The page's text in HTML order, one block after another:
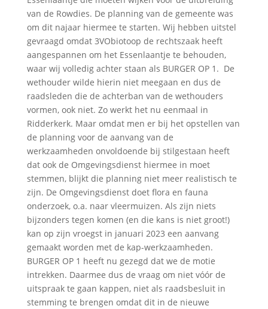
van de Rowdies. De planning van de gemeente was
om dit najaar hiermee te starten. Wij hebben uitstel
gevraagd omdat 3VObiotoop de rechtszaak heeft
aangespannen om het Essenlaantje te behouden,
waar wij volledig achter staan als BURGER OP 1. De
wethouder wilde hierin niet meegaan en dus de
raadsleden die de achterban van de wethouders
vormen, ook niet. Zo werkt het nu eenmaal in
Ridderkerk. Maar omdat men er bij het opstellen van
de planning voor de aanvang van de
werkzaamheden onvoldoende bij stilgestaan heeft
dat ook de Omgevingsdienst hiermee in moet
stemmen, blijkt die planning niet meer realistisch te
zijn. De Omgevingsdienst doet flora en fauna
onderzoek, o.a. naar vleermuizen. Als zijn niets
bijzonders tegen komen (en die kans is niet groot!)
kan op zijn vroegst in januari 2023 een aanvang
gemaakt worden met de kap-werkzaamheden.
BURGER OP 1 heeft nu gezegd dat we de motie
intrekken. Daarmee dus de vraag om niet vóór de
uitspraak te gaan kappen, niet als raadsbesluit in
stemming te brengen omdat dit in de nieuwe